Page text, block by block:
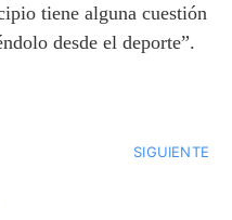
tiene alguna cuestión
desde el deporte”.
SIGUIENTE